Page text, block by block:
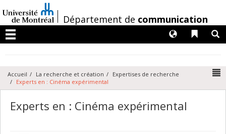
au
contenu
/Département de communication
Menu
Liens
Langues
Accueil La recherche et création
Expertises de recherche
Experts en : Cinéma expérimental
Experts en : Cinéma expérimental